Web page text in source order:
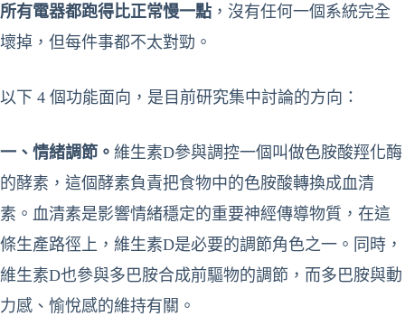
所有電器都跑得比正常慢一點 ，沒有任何一個系統完全
壞掉，但每件事都不太對勁。
以下 4 個功能面向，是目前研究集中討論的方向：
一、情緒調節。 維生素D參與調控一個叫做色胺酸羥化酶
的酵素，這個酵素負責把食物中的色胺酸轉換成血清
素。血清素是影響情緒穩定的重要神經傳導物質，在這
條生產路徑上，維生素D是必要的調節角色之一。同時，
維生素D也參與多巴胺合成前驅物的調節，而多巴胺與動
力感、愉悅感的維持有關。